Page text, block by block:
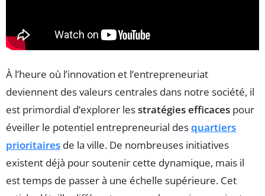
À l’heure où l’innovation et l’entrepreneuriat
deviennent des valeurs centrales dans notre société, il
est primordial d’explorer lesstratégies efficaces pour
éveiller le potentiel entrepreneurial desquartiers
prioritaires de la ville. De nombreuses initiatives
existent déjà pour soutenir cette dynamique, mais il
est temps de passer à une échelle supérieure. Cet